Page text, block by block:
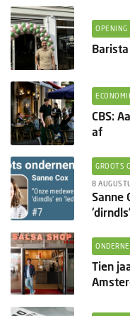
OPENING
CBS:
af
GROOTS
8
Sanne
Tien